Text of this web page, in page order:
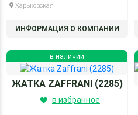
Харьковская
ИНФОРМАЦИЯ О КОМПАНИИ
в наличии
ЖАТКА ZAFFRANI (2285)
в избранное